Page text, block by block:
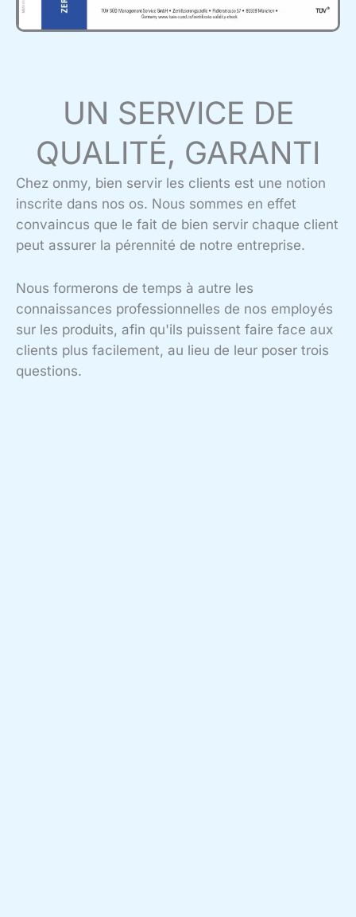
UN SERVICE DE
QUALITÉ, GARANTI
Chez onmy, bien servir les clients est une notion
inscrite dans nos os. Nous sommes en effet
convaincus que le fait de bien servir chaque client
peut assurer la pérennité de notre entreprise.
Nous formerons de temps à autre les
connaissances professionnelles de nos employés
sur les produits, afin qu'ils puissent faire face aux
clients plus facilement, au lieu de leur poser trois
questions.